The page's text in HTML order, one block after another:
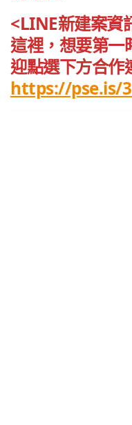
<LINE新建案資
這裡，想要第一
迎點選下方合作
https://pse.is/